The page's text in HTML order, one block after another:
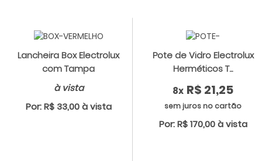
Lancheira Box Electrolux
com Tampa
à vista
Por: R$ 33,00 à vista
Pote de Vidro Electrolux
Herméticos T...
8x R$ 21,25
sem juros no cartão
Por: R$ 170,00 à vista